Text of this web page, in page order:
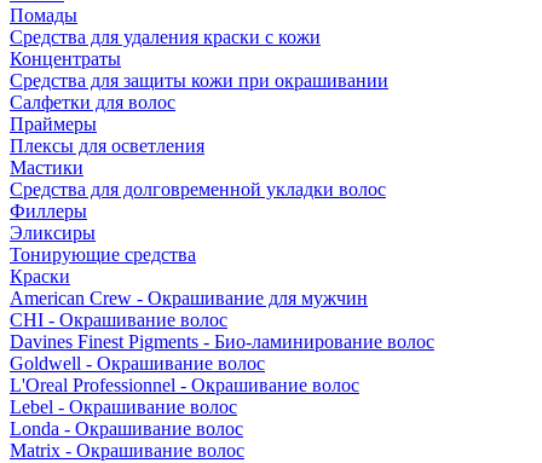
Помады
Средства для удаления краски с кожи
Концентраты
Средства для защиты кожи при окрашивании
Салфетки для волос
Праймеры
Плексы для осветления
Мастики
Средства для долговременной укладки волос
Филлеры
Эликсиры
Тонирующие средства
Краски
American Crew - Окрашивание для мужчин
CHI - Окрашивание волос
Davines Finest Pigments - Био-ламинирование волос
Goldwell - Окрашивание волос
L'Oreal Professionnel - Окрашивание волос
Lebel - Окрашивание волос
Londa - Окрашивание волос
Matrix - Окрашивание волос